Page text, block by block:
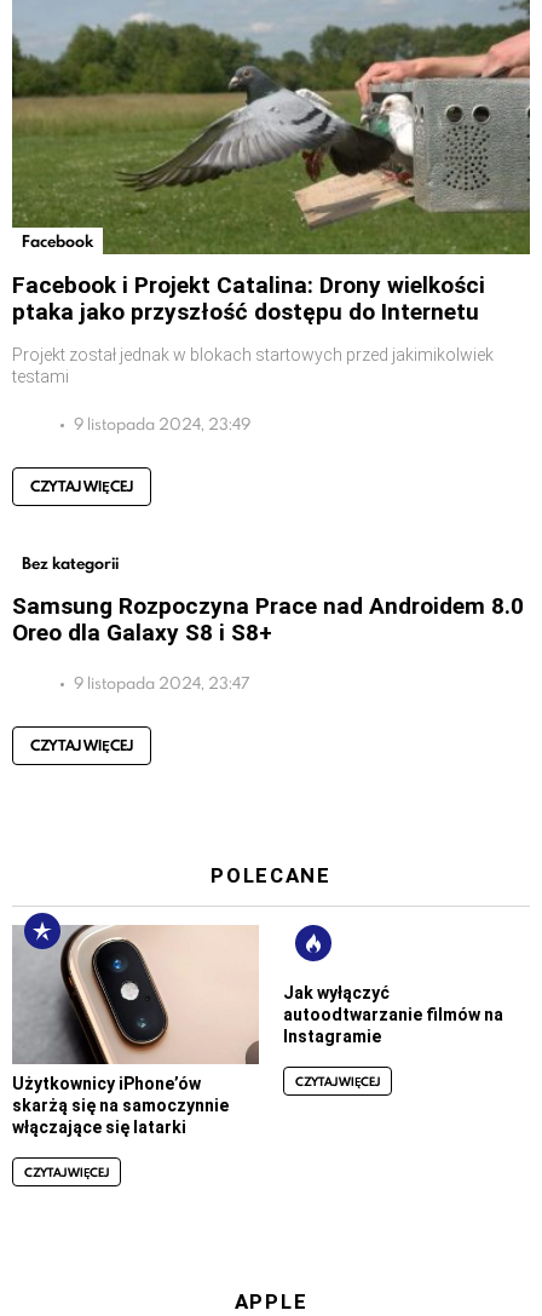
Facebook
Facebook i Projekt Catalina: Drony wielkości
ptaka jako przyszłość dostępu do Internetu
Projekt został jednak w blokach startowych przed jakimikolwiek
testami
9 listopada 2024, 23:49
CZYTAJ WIĘCEJ
Bez kategorii
Samsung Rozpoczyna Prace nad Androidem 8.0
Oreo dla Galaxy S8 i S8+
9 listopada 2024, 23:47
CZYTAJ WIĘCEJ
POLECANE
Użytkownicy iPhone’ów
skarżą się na samoczynnie
włączające się latarki
CZYTAJ WIĘCEJ
Jak wyłączyć
autoodtwarzanie filmów na
Instagramie
CZYTAJ WIĘCEJ
APPLE